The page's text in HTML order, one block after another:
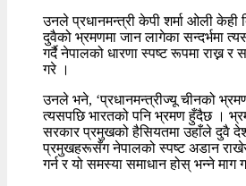
उनले प्रधानमन्त्री केपी शर्मा ओली केही
दुवैको भ्रमणमा जान लागेका सन्दर्भमा
गर्दै नेपालको धारणा स्पष्ट रूपमा राख्न र
गरे ।
उनले भने, ‘प्रधानमन्त्रीज्यू चीनको
त्यसपछि भारतको पनि भ्रमण हुँदैछ ।
सरकार प्रमुखको हैसियतमा उहाँले दुवै
प्रमुखहरूसँग नेपालको स्पष्ट अडान राखेर
गर्न र यो समस्या समाधान होस् भन्ने माग